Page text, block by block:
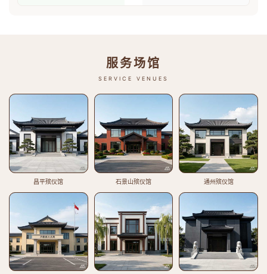
服务场馆
SERVICE VENUES
昌平殡仪馆 石景山殡仪馆 通州殡仪馆